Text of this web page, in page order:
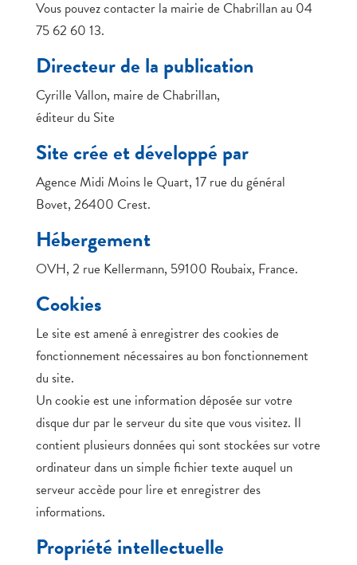
Vous pouvez contacter la mairie de Chabrillan au 04
75 62 60 13.
Directeur de la publication
Cyrille Vallon, maire de Chabrillan,
éditeur du Site
Site crée et développé par
Agence Midi Moins le Quart, 17 rue du général
Bovet, 26400 Crest.
Hébergement
OVH, 2 rue Kellermann, 59100 Roubaix, France.
Cookies
Le site est amené à enregistrer des cookies de
fonctionnement nécessaires au bon fonctionnement
du site.
Un cookie est une information déposée sur votre
disque dur par le serveur du site que vous visitez. Il
contient plusieurs données qui sont stockées sur votre
ordinateur dans un simple fichier texte auquel un
serveur accède pour lire et enregistrer des
informations.
Propriété intellectuelle